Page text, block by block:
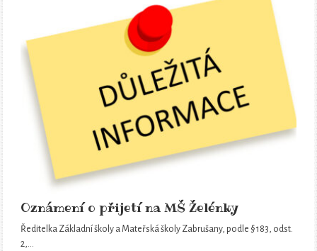
Oznámení o přijetí na MŠ Želénky
Ředitelka Základní školy a Mateřská školy Zabrušany, podle § 183, odst.
2,…